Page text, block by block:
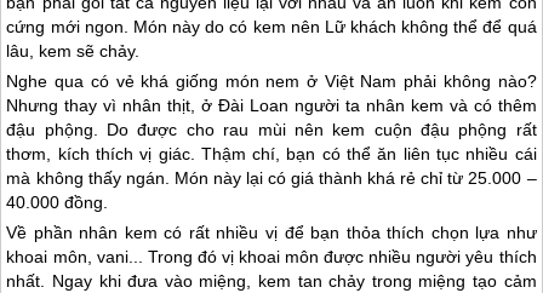
cứng mới ngon. Món này do có kem nên Lữ khách không thể để quá
lâu, kem sẽ chảy.
Nghe qua có vẻ khá giống món nem ở Việt Nam phải không nào?
Nhưng thay vì nhân thịt, ởĐài Loan người ta nhân kem và có thêm
đậu phộng. Do được cho rau mùi nên kem cuộn đậu phộng rất
thơm, kích thích vị giác. Thậm chí, bạn có thể ăn liên tục nhiều cái
mà không thấy ngán. Món này lại có giá thành khá rẻ chỉ từ 25.000 –
40.000 đồng.
Về phần nhân kem có rất nhiều vị để bạn thỏa thích chọn lựa như
khoai môn, vani... Trong đó vị khoai môn được nhiều người yêu thích
nhất. Ngay khi đưa vào miệng, kem tan chảy trong miệng tạo cảm